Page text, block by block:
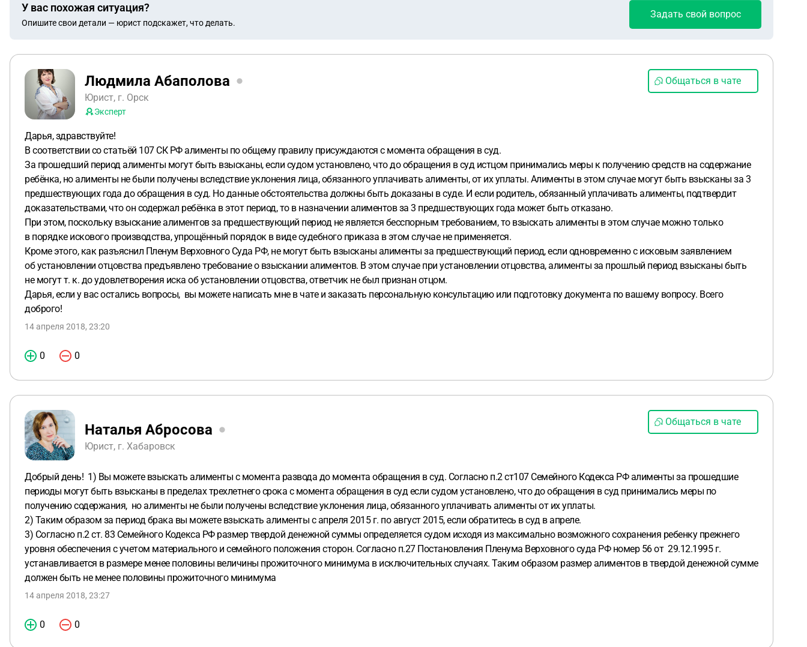
У вас похожая ситуация?
Опишите свои детали — юрист подскажет, что делать.
Задать свой вопрос
Людмила Абаполова
Юрист, г. Орск
Эксперт
Общаться в чате
Дарья, здравствуйте!
В соответствии со статьёй 107 СК РФ алименты по общему правилу присуждаются с момента обращения в суд.
За прошедший период алименты могут быть взысканы, если судом установлено, что до обращения в суд истцом принимались меры к получению средств на содержание
ребёнка, но алименты не были получены вследствие уклонения лица, обязанного уплачивать алименты, от их уплаты. Алименты в этом случае могут быть взысканы за 3
предшествующих года до обращения в суд. Но данные обстоятельства должны быть доказаны в суде. И если родитель, обязанный уплачивать алименты, подтвердит
доказательствами, что он содержал ребёнка в этот период, то в назначении алиментов за 3 предшествующих года может быть отказано.
При этом, поскольку взыскание алиментов за предшествующий период не является бесспорным требованием, то взыскать алименты в этом случае можно только
в порядке искового производства, упрощённый порядок в виде судебного приказа в этом случае не применяется.
Кроме этого, как разъяснил Пленум Верховного Суда РФ, не могут быть взысканы алименты за предшествующий период, если одновременно с исковым заявлением
об установлении отцовства предъявлено требование о взыскании алиментов. В этом случае при установлении отцовства, алименты за прошлый период взысканы быть
не могут т. к. до удовлетворения иска об установлении отцовства, ответчик не был признан отцом.
Дарья, если у вас остались вопросы, вы можете написать мне в чате и заказать персональную консультацию или подготовку документа по вашему вопросу. Всего
доброго!
14 апреля 2018, 23:20
0 0
Наталья Абросова
Юрист, г. Хабаровск
Общаться в чате
Добрый день! 1) Вы можете взыскать алименты с момента развода до момента обращения в суд. Согласно п.2 ст107 Семейного Кодекса РФ алименты за прошедшие
периоды могут быть взысканы в пределах трехлетнего срока с момента обращения в суд если судом установлено, что до обращения в суд принимались меры по
получению содержания, но алименты не были получены вследствие уклонения лица, обязанного уплачивать алименты от их уплаты.
2) Таким образом за период брака вы можете взыскать алименты с апреля 2015 г. по август 2015, если обратитесь в суд в апреле.
3) Согласно п.2 ст. 83 Семейного Кодекса РФ размер твердой денежной суммы определяется судом исходя из максимально возможного сохранения ребенку прежнего
уровня обеспечения с учетом материального и семейного положения сторон. Согласно п.27 Постановления Пленума Верховного суда РФ номер 56 от 29.12.1995 г.
устанавливается в размере менее половины величины прожиточного минимума в исключительных случаях. Таким образом размер алиментов в твердой денежной сумме
должен быть не менее половины прожиточного минимума
14 апреля 2018, 23:27
0 0